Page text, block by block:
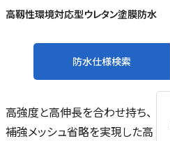
高靱性環境対応型ウレタン塗膜防水
防水仕様検索
高強度と高伸長を合わせ持ち、
補強メッシュ省略を実現した高